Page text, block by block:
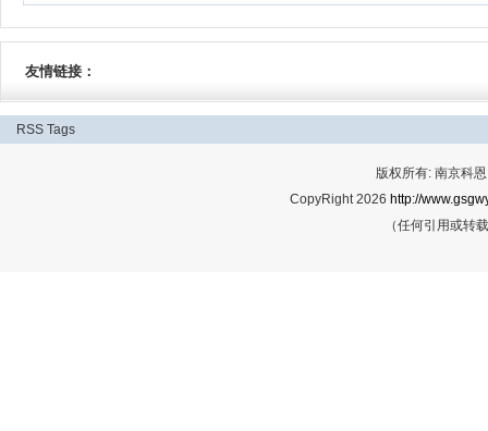
友情链接：
RSS Tags
版权所有: 南京科
CopyRight 2026 http://
（任何引用或转